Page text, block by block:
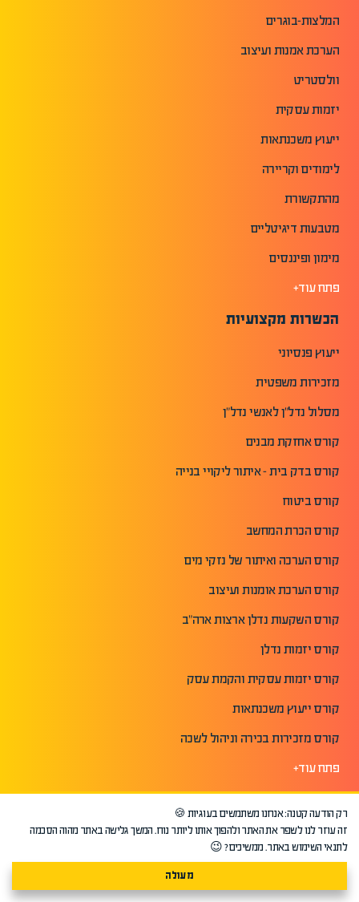
המלצות-בוגרים
הערכת אמנות ועיצוב
וולסטריט
יזמות עסקית
ייעוץ משכנתאות
לימודים וקריירה
מהתקשורת
מטבעות דיגיטליים
מימון ופיננסים
פתח עוד+
הכשרות מקצועיות
ייעוץ פנסיוני
מזכירות משפטית
מסלול נדל"ן לאנשי נדל"ן
קורס אחזקת מבנים
קורס בדק בית - איתור ליקויי בנייה
קורס ביטוח
קורס הכרת המחשב
קורס הערכה ואיתור של נזקי מים
קורס הערכת אומנות ועיצוב
קורס השקעות נדלן ארצות ארה"ב
קורס יזמות נדלן
קורס יזמות עסקית והקמת עסק
קורס ייעוץ משכנתאות
קורס מזכירות בכירה וניהול לשכה
פתח עוד+
שימושי
עמוד הבית
אודות אפיק
מכללת אפיק
רק הודעה קטנה: אנחנו משתמשים בעוגיות 🍪
זה עוזר לנו לשפר את האתר ולהפוך אותו ליותר נוח. המשך גלישה באתר מהוה הסכמה
לתנאי השימוש באתר. ממשיכים? 😉
מעולה